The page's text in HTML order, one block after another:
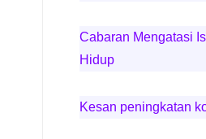
Cabaran Mengatasi
Hidup
Kesan peningkatan